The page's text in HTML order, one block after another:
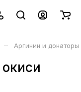
– Аргинин и